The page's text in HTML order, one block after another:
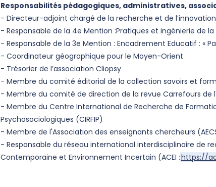
Responsabilités pédagogiques, administratives,
- Directeur-adjoint chargé de la recherche et de l’innovation
- Responsable de la 4e Mention :Pratiques et ingénierie de
- Responsable de la 3e Mention : Encadrement Educatif : «
- Coordinateur géographique pour le Moyen-Orient
- Trésorier de l’association Cliopsy
- Membre du comité éditorial de la collection savoirs et
- Membre du comité de direction de la revue Carrefours de
- Membre du Centre International de Recherche de
Psychosociologiques (CIRFIP)
- Membre de l'Association des enseignants chercheurs
- Responsable du réseau international interdisciplinaire de
Contemporaine et Environnement Incertain (ACEI :https://